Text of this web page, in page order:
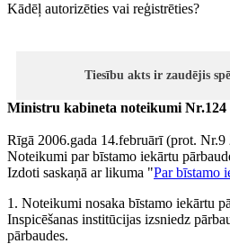
Kādēļ autorizēties vai reģistrēties?
Tiesību akts ir zaudējis
Ministru kabineta noteikumi Nr.124
Rīgā 2006.gada 14.februārī (prot. Nr.9
Noteikumi par bīstamo iekārtu
Izdoti saskaņā ar likuma "Par bīstamo
1. Noteikumi nosaka bīstamo iekārtu
Inspicēšanas institūcijas izsniedz
pārbaudes.